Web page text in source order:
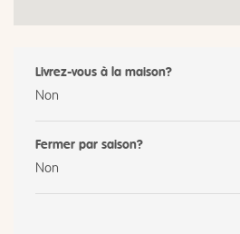
Livrez-vous à la maison?
Non
Fermer par saison?
Non